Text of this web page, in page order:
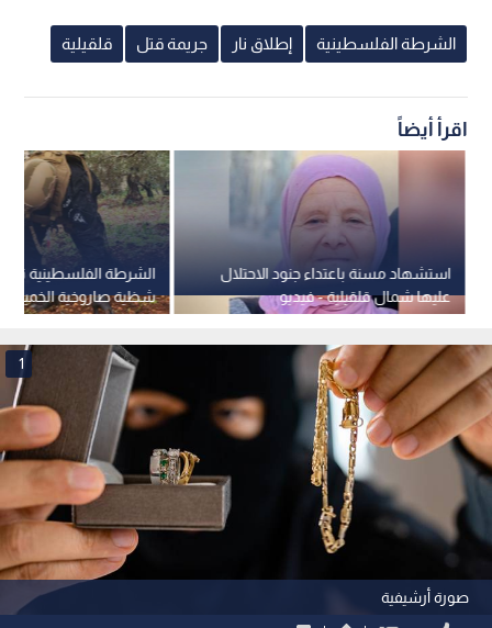
الشرطة الفلسطينية إطلاق نار جريمة قتل قلقيلية
اقرأ أيضاً
شظية صاروخية الخميس
استشهاد مسنة باعتداء جنود الاحتلال
عليها شمال قلقيلية - فيديو
صورة أرشيفية
1